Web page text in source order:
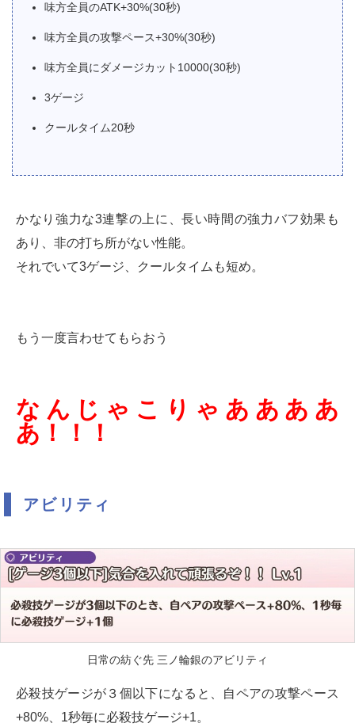
味方全員のATK+30%(30秒)
味方全員の攻撃ペース+30%(30秒)
味方全員にダメージカット10000(30秒)
3ゲージ
クールタイム20秒
かなり強力な3連撃の上に、長い時間の強力バフ効果も
あり、非の打ち所がない性能。
それでいて3ゲージ、クールタイムも短め。
もう一度言わせてもらおう
なんじゃこりゃああああ
あ！！！
アビリティ
日常の紡ぐ先 三ノ輪銀のアビリティ
必殺技ゲージが３個以下になると、自ペアの攻撃ペース
+80%、1秒毎に必殺技ゲージ+1。